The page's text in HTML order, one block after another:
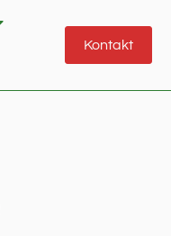
Kontakt